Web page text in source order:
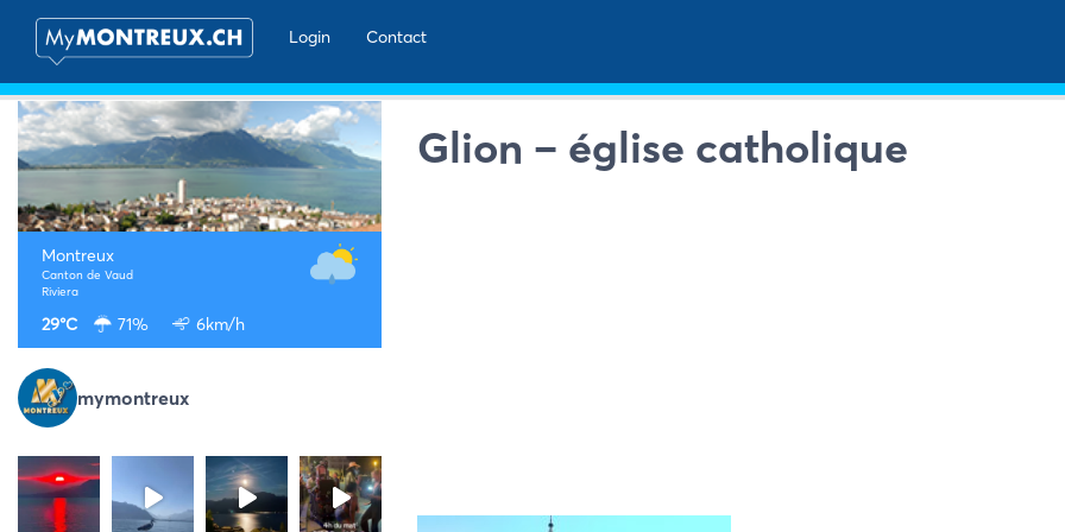
Login
Contact
Montreux
Canton de Vaud
Riviera
29°C 71% 6km/h
mymontreux
Glion – église catholique